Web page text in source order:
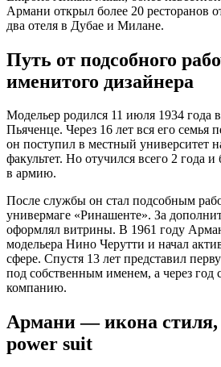
Армани открыл более 20 ресторанов
два отеля в Дубае и Милане.
Путь от подсобного
именитого дизайнера
Модельер родился 11 июля 1934 года
Пьяченце. Через 16 лет вся его семья
он поступил в местный университет
факультет. Но отучился всего 2 года
в армию.
После службы он стал подсобным
универмаге «Ринашенте». За
оформлял витрины. В 1961 году
модельера Нино Черутти и начал
сфере. Спустя 13 лет представил
под собственным именем, а через год
компанию.
Армани — икона стиля,
power suit